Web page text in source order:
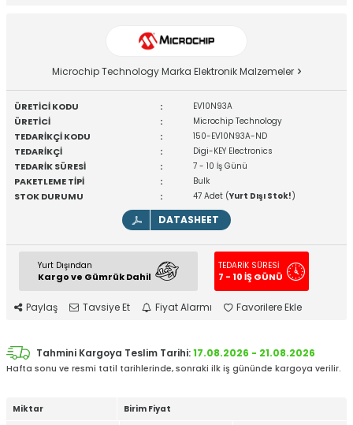
Microchip Technology Marka Elektronik Malzemeler
ÜRETİCİ KODU : EV10N93A
ÜRETİCİ : Microchip Technology
TEDARİKÇİ KODU : 150-EV10N93A-ND
TEDARİKÇİ : Digi-KEY Electronics
TEDARİK SÜRESİ : 7 - 10 İş Günü
PAKETLEME TİPİ : Bulk
STOK DURUMU : 47 Adet (Yurt Dışı Stok!)
DATASHEET
Yurt Dışından
Kargo ve Gümrük Dahil
TEDARİK SÜRESİ
7 - 10 İŞ GÜNÜ
Paylaş Tavsiye Et Fiyat Alarmı Favorilere Ekle
Tahmini Kargoya Teslim Tarihi:17.08.2026 - 21.08.2026
Hafta sonu ve resmi tatil tarihlerinde, sonraki ilk iş gününde kargoya verilir.
Miktar
Birim Fiyat